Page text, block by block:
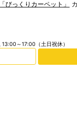
～17:00（土日祝休）